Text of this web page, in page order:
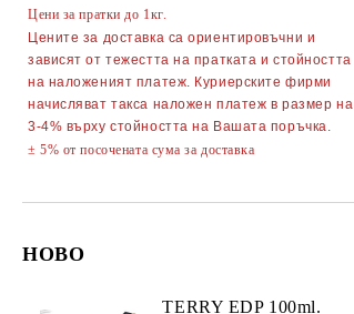
Диадеми за коса
АВТОАКСЕСОАРИ
АКСЕСОАРИ ЗА КОМПЮТРИ
ТЕЛЕФОНИ GSM
ПОРТМОНЕТА
Цени за пратки до 1кг.
Цените за доставка са ориентировъчни и
зависят от тежестта на пратката и стойността
на наложеният платеж. Куриерските фирми
начисляват такса наложен платеж в размер на
3-4% върху стойността на Вашата поръчка.
± 5% от посочената сума за доставка
НОВО
TERRY EDP 100ml.